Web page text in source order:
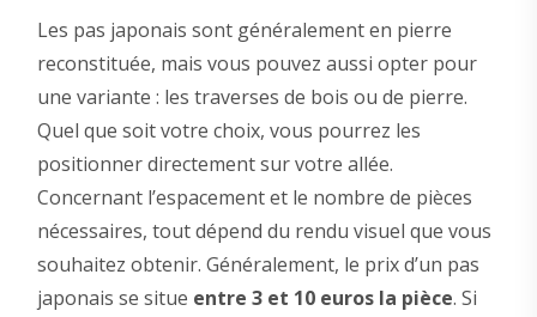
Les pas japonais sont généralement en pierre
reconstituée, mais vous pouvez aussi opter pour
une variante : les traverses de bois ou de pierre.
Quel que soit votre choix, vous pourrez les
positionner directement sur votre allée.
Concernant l’espacement et le nombre de pièces
nécessaires, tout dépend du rendu visuel que vous
souhaitez obtenir. Généralement, le prix d’un pas
japonais se situe entre 3 et 10 euros la pièce. Si